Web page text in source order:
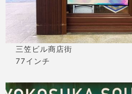
三笠ビル商店街
77インチ